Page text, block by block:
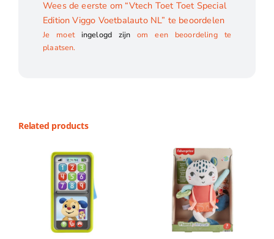
Wees de eerste om “Vtech Toet Toet Special
Edition Viggo Voetbalauto NL” te beoordelen
Je moet ingelogd zijn om een beoordeling te
plaatsen.
Related products